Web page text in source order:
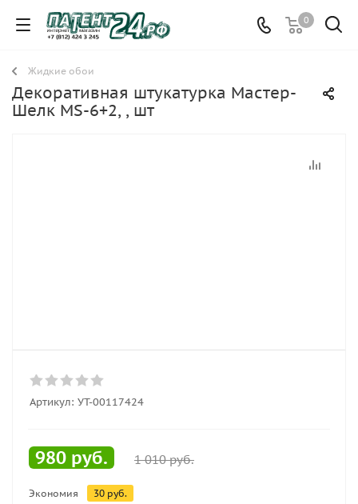
0
Жидкие обои
Декоративная штукатурка Мастер-
Шелк MS-6+2, , шт
Артикул: УТ-00117424
980 руб. 1 010руб.
Экономия 30 руб.